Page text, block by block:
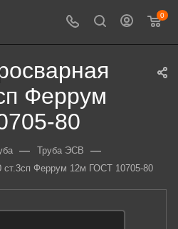
0
Феррум
80
— Труба ЭСВ —
ст.3сп Феррум 12м ГОСТ 10705-80